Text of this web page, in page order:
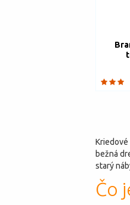
Kriedové
bežná
starý
Čo